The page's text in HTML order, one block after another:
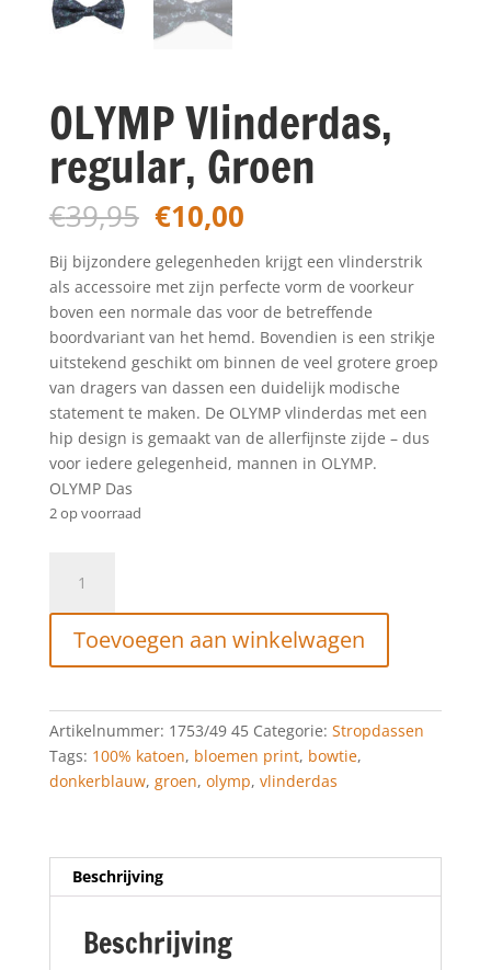
OLYMP Vlinderdas,
regular, Groen
€39,95 Oorspronkelijke
prijs
was:
€39,95.
€10,00Huidige
is:
€10,00.
Bij bijzondere gelegenheden krijgt een vlinderstrik
als accessoire met zijn perfecte vorm de voorkeur
boven een normale das voor de betreffende
boordvariant van het hemd. Bovendien is een strikje
uitstekend geschikt om binnen de veel grotere groep
van dragers van dassen een duidelijk modische
statement te maken. De OLYMP vlinderdas met een
hip design is gemaakt van de allerfijnste zijde – dus
voor iedere gelegenheid, mannen in OLYMP.
OLYMP Das
2 op voorraad
Vlinderdas,
regular,
Groen
aantal
Toevoegen aan winkelwagen
Artikelnummer: 1753/49 45 Categorie: Stropdassen
Tags: 100% katoen, bloemen print, bowtie,
donkerblauw, groen, olymp, vlinderdas
Beschrijving
Beschrijving